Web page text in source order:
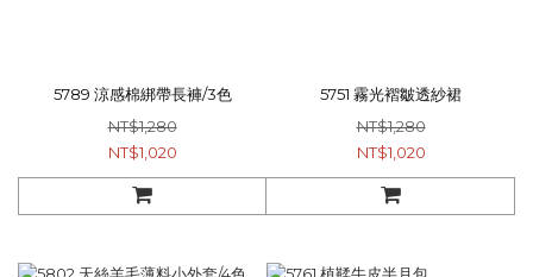
5789 涼感棉綁帶長褲/3色
NT$1,280
NT$1,020
5751 霧光褶皺透紗裙
NT$1,280
NT$1,020